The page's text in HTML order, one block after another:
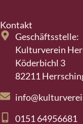
Kontakt
Geschäftsstelle:
Kulturverein
Köderbichl 3
82211
0151 64956681